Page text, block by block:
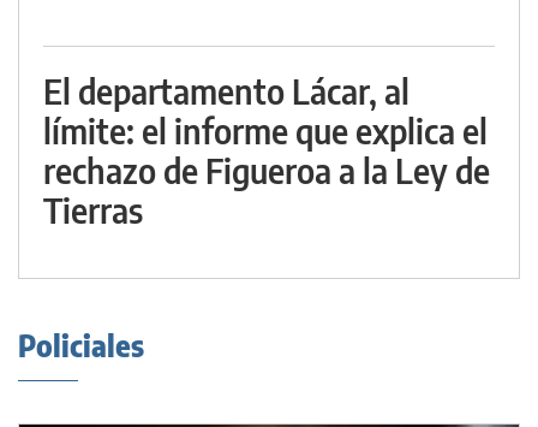
El departamento Lácar, al
límite: el informe que explica el
rechazo de Figueroa a la Ley de
Tierras
Policiales